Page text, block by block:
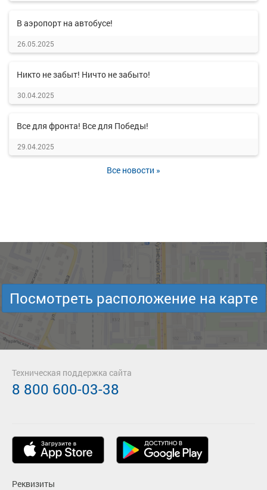
В аэропорт на автобусе!
26.05.2025
Никто не забыт! Ничто не забыто!
30.04.2025
Все для фронта! Все для Победы!
29.04.2025
Все новости »
Посмотреть расположение на карте
Реквизиты
Техническая поддержка сайта
8 800 600-03-38